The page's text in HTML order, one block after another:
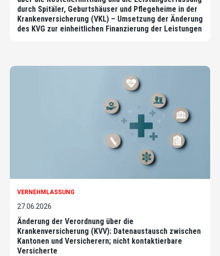
durch Spitäler, Geburtshäuser und Pflegeheime in der
Krankenversicherung (VKL) – Umsetzung der Änderung
des KVG zur einheitlichen Finanzierung der Leistungen
VERNEHMLASSUNG
27.06.2026
Änderung der Verordnung über die
Krankenversicherung (KVV): Datenaustausch zwischen
Kantonen und Versicherern; nicht kontaktierbare
Versicherte